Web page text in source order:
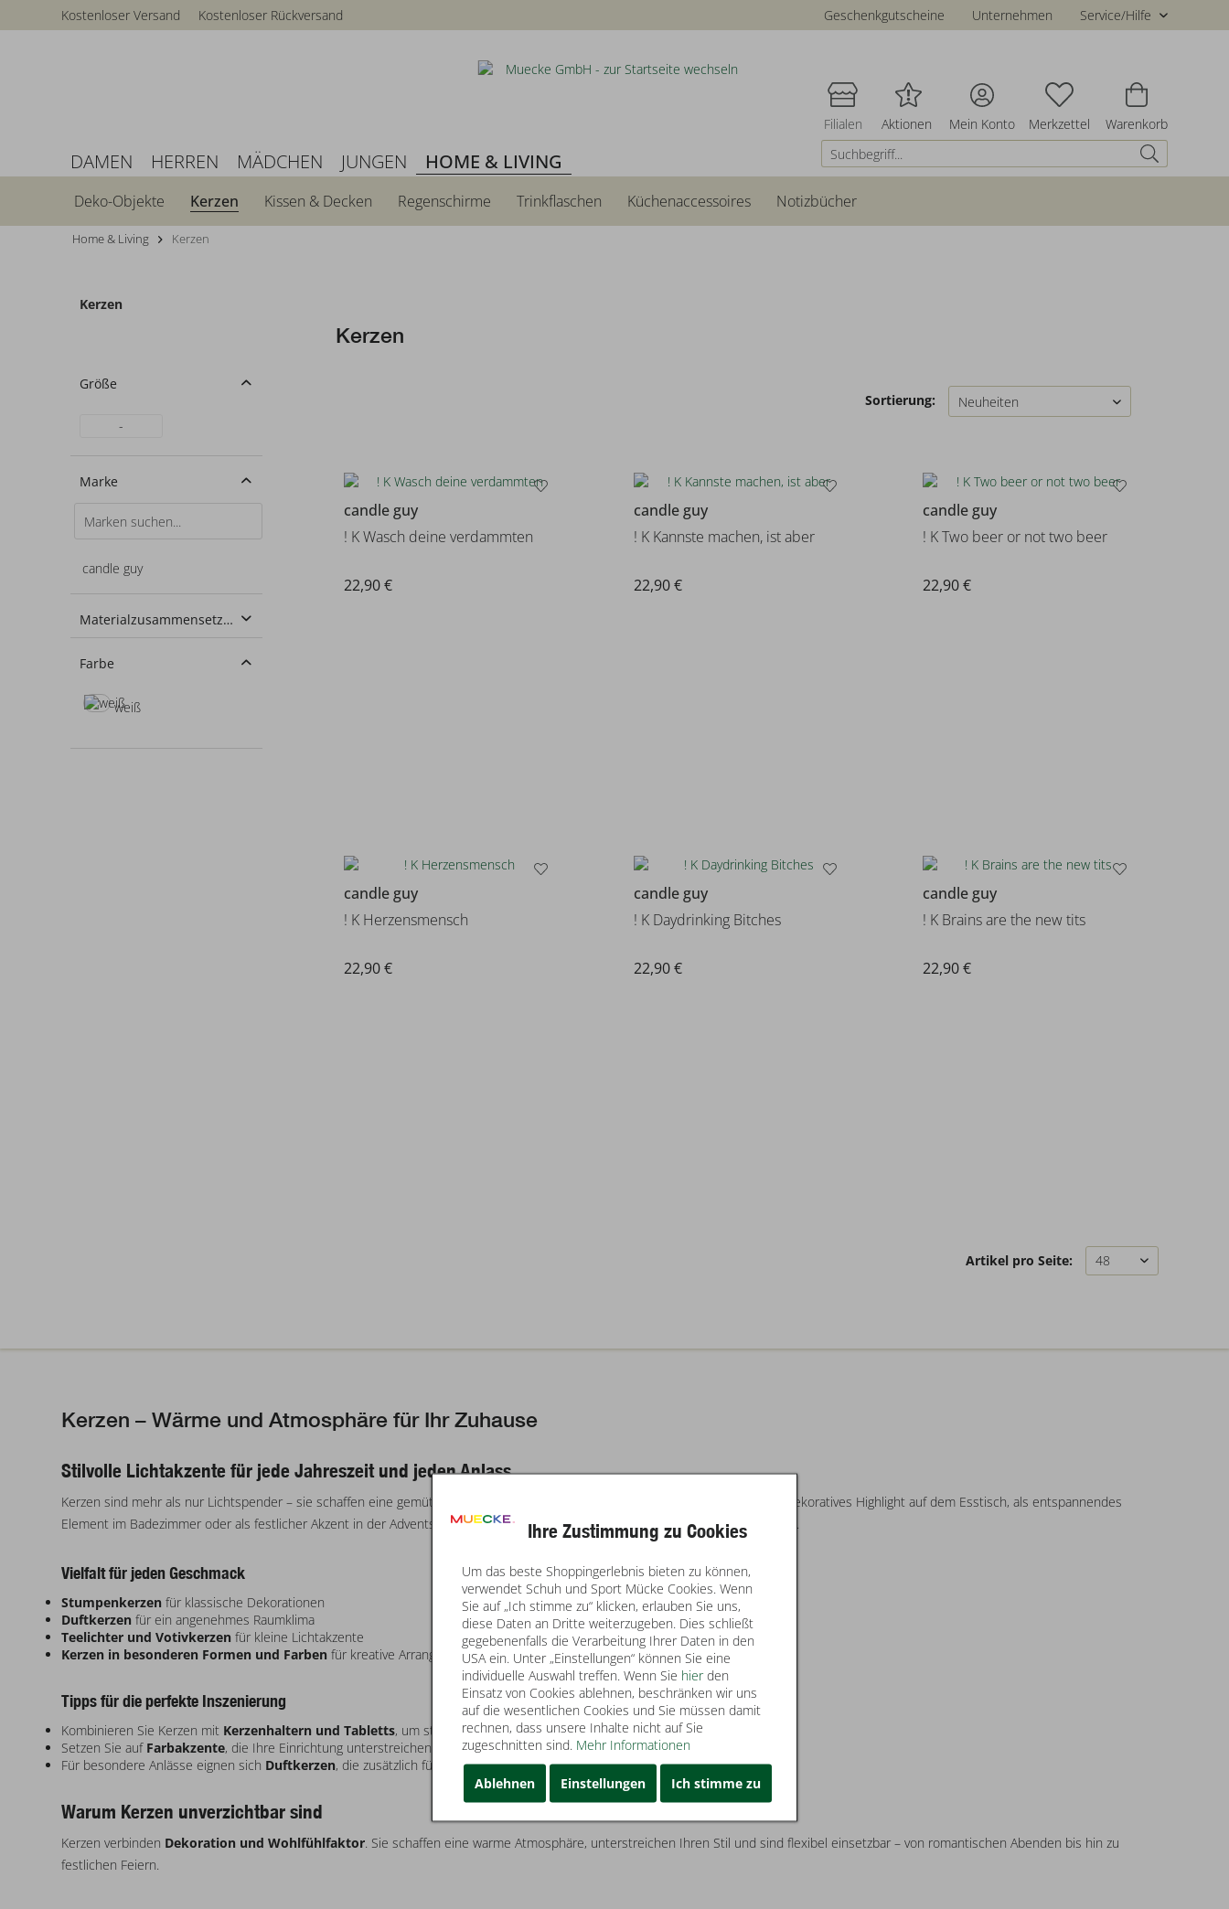
Kostenloser Versand Kostenloser Rückversand Geschenkgutscheine Unternehmen Service/Hilfe
Filialen Aktionen Mein Konto Merkzettel Warenkorb
DAMEN HERREN MÄDCHEN JUNGEN HOME & LIVING
Deko-Objekte Kerzen Kissen & Decken Regenschirme Trinkflaschen Küchenaccessoires Notizbücher
Home & Living Kerzen
Kerzen
Größe
-
Marke
candle guy
Materialzusammensetzung
100% Sojawachs
Farbe
weiß
Kerzen
Sortierung:
candle guy
! K Wasch deine verdammten
22,90 €
candle guy
! K Kannste machen, ist aber
22,90 €
candle guy
! K Two beer or not two beer
22,90 €
candle guy
! K Herzensmensch
22,90 €
candle guy
! K Daydrinking Bitches
22,90 €
candle guy
! K Brains are the new tits
22,90 €
Artikel pro Seite:
Kerzen – Wärme und Atmosphäre für Ihr Zuhause
Stilvolle Lichtakzente für jede Jahreszeit und jeden Anlass
Kerzen sind mehr als nur Lichtspender – sie schaffen eine gemütliche und stimmungsvolle Atmosphäre in jedem Raum. Ob als dekoratives Highlight auf dem Esstisch, als entspannendes
Element im Badezimmer oder als festlicher Akzent in der Adventszeit: Kerzen verleihen Ihrem Zuhause Wärme und Behaglichkeit.
Vielfalt für jeden Geschmack
Stumpenkerzen für klassische Dekorationen
Duftkerzen für ein angenehmes Raumklima
Teelichter und Votivkerzen für kleine Lichtakzente
Kerzen in besonderen Formen und Farben für kreative Arrangements
Tipps für die perfekte Inszenierung
Kombinieren Sie Kerzen mit Kerzenhaltern und Tabletts, um stilvolle Dekorationen zu schaffen.
Setzen Sie auf Farbakzente, die Ihre Einrichtung unterstreichen.
Für besondere Anlässe eignen sich Duftkerzen, die zusätzlich für ein harmonisches Ambiente sorgen.
Warum Kerzen unverzichtbar sind
Kerzen verbinden Dekoration und Wohlfühlfaktor. Sie schaffen eine warme Atmosphäre, unterstreichen Ihren Stil und sind flexibel einsetzbar – von romantischen Abenden bis hin zu
festlichen Feiern.
Ihre Zustimmung zu Cookies
Um das beste Shoppingerlebnis bieten zu können,
verwendet Schuh und Sport Mücke Cookies. Wenn
Sie auf „Ich stimme zu“ klicken, erlauben Sie uns,
diese Daten an Dritte weiterzugeben. Dies schließt
gegebenenfalls die Verarbeitung Ihrer Daten in den
USA ein. Unter „Einstellungen“ können Sie eine
individuelle Auswahl treffen. Wenn Sie hierden
Einsatz von Cookies ablehnen, beschränken wir uns
auf die wesentlichen Cookies und Sie müssen damit
rechnen, dass unsere Inhalte nicht auf Sie
zugeschnitten sind. Mehr Informationen
Ablehnen Einstellungen Ich stimme zu